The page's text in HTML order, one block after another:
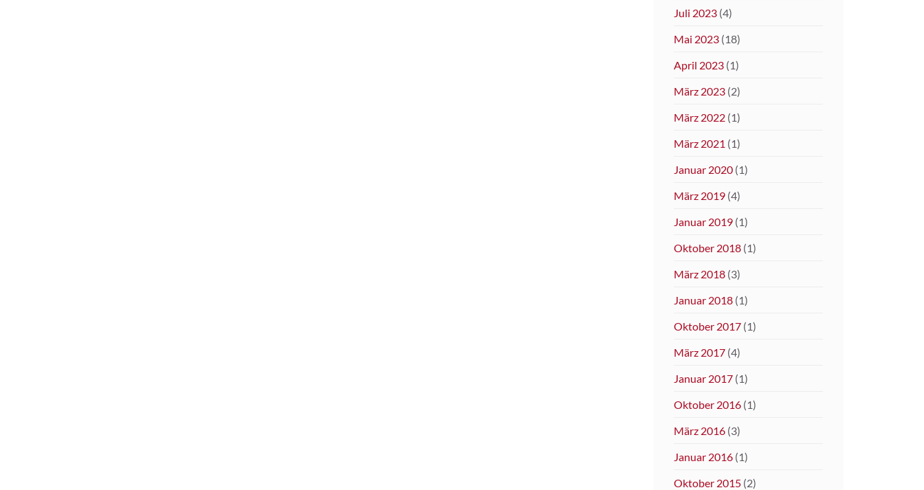
Juli 2023(4)
Mai 2023(18)
April 2023(1)
März 2023(2)
März 2022(1)
März 2021 (1)
Januar 2020(1)
März 2019(4)
Januar 2019(1)
Oktober 2018(1)
März 2018(3)
Januar 2018(1)
Oktober 2017(1)
März 2017(4)
Januar 2017(1)
Oktober 2016(1)
März 2016(3)
Januar 2016(1)
Oktober 2015(2)